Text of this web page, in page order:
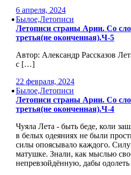
6 апреля, 2024
Былое,Летописи
Летописи страны Арии. Со
третья(не оконченная).Ч-5
Автор: Александр Рассказов
с […]
22 февраля, 2024
Былое,Летописи
Летописи страны Арии. Со
третья(не оконченная).Ч-4
Чуяла Лета - быть беде, коли
в белых одеяниях не были
силы опоясывало каждого.
матушке. Знали, как мыслью
непревзойдённую, дабы